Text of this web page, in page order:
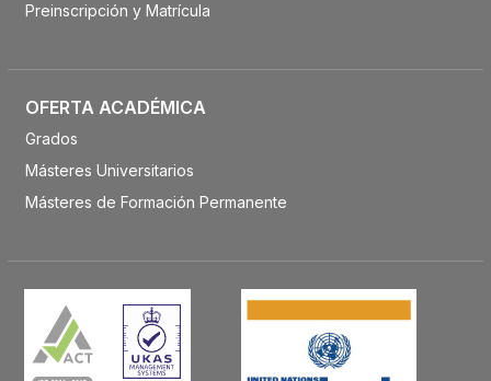
Preinscripción y Matrícula
OFERTA ACADÉMICA
Grados
Másteres Universitarios
Másteres de Formación Permanente